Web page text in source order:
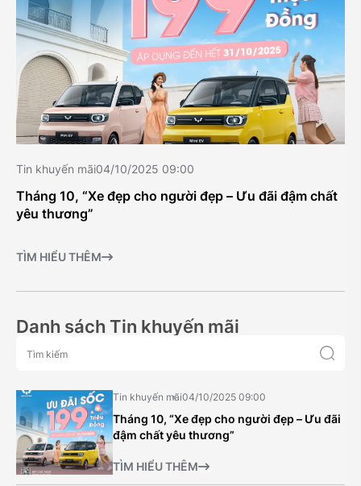
Tin khuyến mãi04/10/2025 09:00
Tháng 10, “Xe đẹp cho người đẹp – Ưu đãi đậm chất
yêu thương”
TÌM HIỂU THÊM
Danh sách Tin khuyến mãi
Tin khuyến mãi04/10/2025 09:00
Tháng 10, “Xe đẹp cho người đẹp – Ưu đãi
đậm chất yêu thương”
TÌM HIỂU THÊM